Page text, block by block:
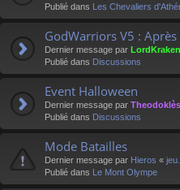
Publié dans Les Chevaliers
GodWarriors V5 :
Dernier message par LordKraken
Publié dans Discussions
Event Halloween
Dernier message par Theodoklès
Publié dans Discussions
Mode Batailles
Dernier message par Hieros «
Publié dans Le Mont Olympe